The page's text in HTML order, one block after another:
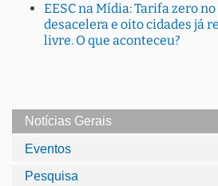
EESC na Mídia: Tarifa zero
desacelera e oito cidades já
livre. O que aconteceu?
Notícias Gerais
Eventos
Pesquisa